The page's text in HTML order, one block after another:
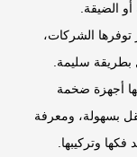
الشركات،
سليمة.
ضخمة
ومعرفة
وتركيبها.